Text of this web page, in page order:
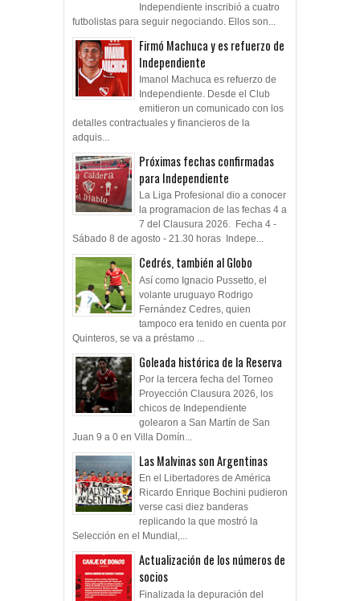
Independiente inscribió a cuatro
futbolistas para seguir negociando. Ellos son...
Firmó Machuca y es refuerzo de
Independiente
Imanol Machuca es refuerzo de
Independiente. Desde el Club
emitieron un comunicado con los
detalles contractuales y financieros de la
adquis...
Próximas fechas confirmadas
para Independiente
La Liga Profesional dio a conocer
la programacion de las fechas 4 a
7 del Clausura 2026. Fecha 4 -
Sábado 8 de agosto - 21.30 horas Indepe...
Cedrés, también al Globo
Así como Ignacio Pussetto, el
volante uruguayo Rodrigo
Fernández Cedres, quien
tampoco era tenido en cuenta por
Quinteros, se va a préstamo ...
Goleada histórica de la Reserva
Por la tercera fecha del Torneo
Proyección Clausura 2026, los
chicos de Independiente
golearon a San Martín de San
Juan 9 a 0 en Villa Domín...
Las Malvinas son Argentinas
En el Libertadores de América
Ricardo Enrique Bochini pudieron
verse casi diez banderas
replicando la que mostró la
Selección en el Mundial,...
Actualización de los números de
socios
Finalizada la depuración del